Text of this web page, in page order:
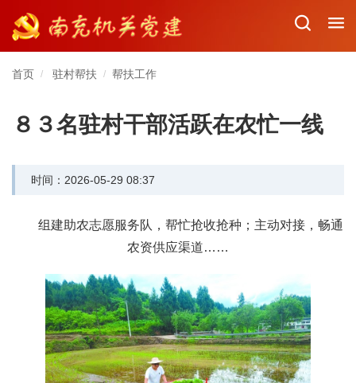
首页 / 驻村帮扶 / 帮扶工作
８３名驻村干部活跃在农忙一线
时间：2026-05-29 08:37
组建助农志愿服务队，帮忙抢收抢种；主动对接，畅通
农资供应渠道……